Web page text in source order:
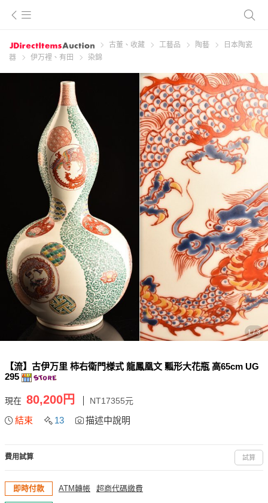
古董、收藏 工藝品 陶藝
日本陶瓷
器
伊万裡、有田 染錦
1 / 3
【流】古伊万里 柿右衛門様式 龍鳳凰文 瓢形大花瓶 高65cm UG
295
現在 80,200円 NT17355元
結束 13 描述中說明
費用試算 試算
即時付款 ATM轉帳 超商代碼繳費